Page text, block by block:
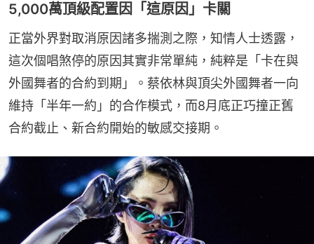
5,000萬頂級配置因「這原因」卡關
正當外界對取消原因諸多揣測之際，知情人士透露，
這次個唱煞停的原因其實非常單純，純粹是「卡在與
外國舞者的合約到期」。蔡依林與頂尖外國舞者一向
維持「半年一約」的合作模式，而8月底正巧撞正舊
合約截止、新合約開始的敏感交接期。